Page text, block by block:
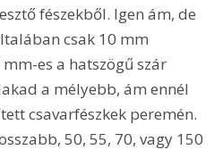
fészekből. Igen ám, de
csak 10 mm
es a hatszögű szár
a mélyebb, ám ennél
csavarfészkek peremén.
50, 55, 70, vagy 150